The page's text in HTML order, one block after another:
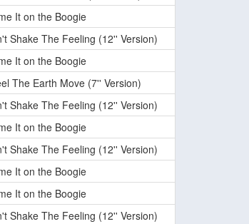
It on the Boogie
Shake The Feeling (12'' Version)
It on the Boogie
The Earth Move (7'' Version)
Shake The Feeling (12'' Version)
It on the Boogie
Shake The Feeling (12'' Version)
It on the Boogie
It on the Boogie
Shake The Feeling (12'' Version)